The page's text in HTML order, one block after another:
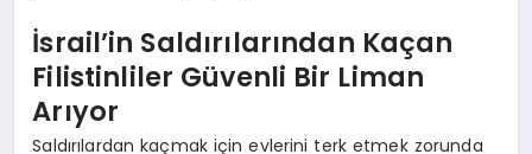
İsrail’in Saldırılarından Kaçan
Filistinliler Güvenli Bir Liman
Arıyor
Saldırılardan kaçmak için evlerini terk etmek zorunda